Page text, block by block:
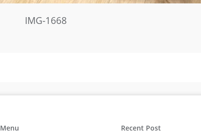
IMG-1668
Recent Post